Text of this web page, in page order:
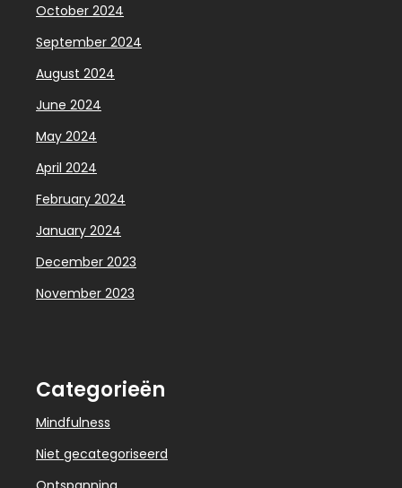
October 2024
September 2024
August 2024
June 2024
May 2024
April 2024
February 2024
January 2024
December 2023
November 2023
Categorieën
Mindfulness
Niet gecategoriseerd